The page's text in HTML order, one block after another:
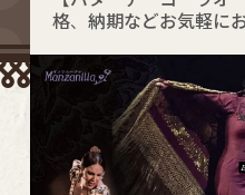
格、納期などお気軽に